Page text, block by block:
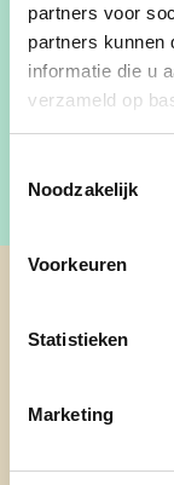
partners voor
partners kunnen
informatie die u
verzameld op
Noodzakelijk
Voorkeuren
Statistieken
Marketing
Jo Bollen
van Hechtel-
toekomst